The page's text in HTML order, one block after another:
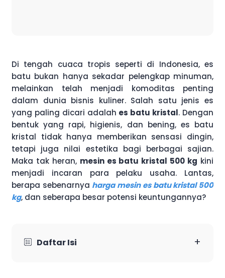
Di tengah cuaca tropis seperti di Indonesia, es
batu bukan hanya sekadar pelengkap minuman,
melainkan telah menjadi komoditas penting
dalam dunia bisnis kuliner. Salah satu jenis es
yang paling dicari adalah es batu kristal. Dengan
bentuk yang rapi, higienis, dan bening, es batu
kristal tidak hanya memberikan sensasi dingin,
tetapi juga nilai estetika bagi berbagai sajian.
Maka tak heran, mesin es batu kristal 500 kg kini
menjadi incaran para pelaku usaha. Lantas,
berapa sebenarnya harga mesin es batu kristal 500
kg, dan seberapa besar potensi keuntungannya?
Daftar Isi +